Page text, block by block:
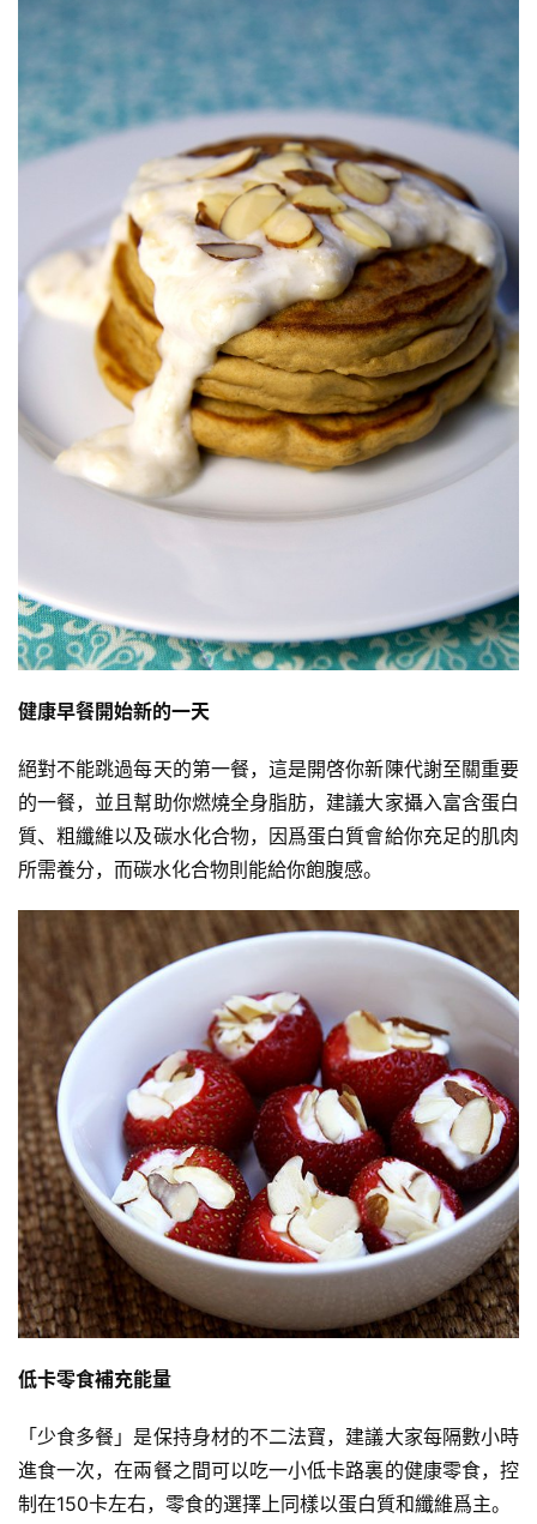
減
脂
計
劃
氧
訓
練
心
得
力
量
訓
練
肌
計
劃
健康早餐開始新的一天
絕對不能跳過每天的第一餐，這是開啓你新陳代謝至關重要
的一餐，並且幫助你燃燒全身脂肪，建議大家攝入富含蛋白
質、粗纖維以及碳水化合物，因爲蛋白質會給你充足的肌肉
所需養分，而碳水化合物則能給你飽腹感。
低卡零食補充能量
「少食多餐」是保持身材的不二法寶，建議大家每隔數小時
進食一次，在兩餐之間可以吃一小低卡路裏的健康零食，控
制在150卡左右，零食的選擇上同樣以蛋白質和纖維爲主。